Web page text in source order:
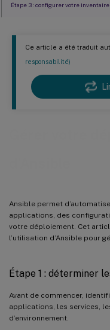
Ce article a été traduit
responsabilité)
Ansible permet
applications, des
votre déploiement. Cet
l’utilisation d’Ansible pour
Étape 1 : déterminer
Avant de commencer,
applications, les services,
d’environnement.
Étape 3 : configurer votre inventaire
distributions Linux